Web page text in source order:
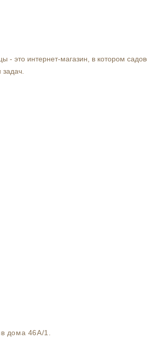
это интернет-магазин, в котором
дома 46А/1.